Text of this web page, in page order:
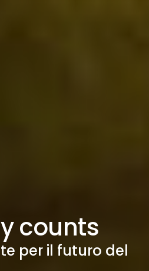
counts
per il futuro del